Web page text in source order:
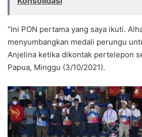
“Ini PON pertama yang saya ikuti.
menyumbangkan medali perungu
Anjelina ketika dikontak pertelepon
Papua, Minggu (3/10/2021).